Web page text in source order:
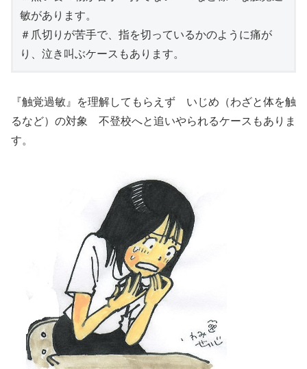
敏があります。
＃爪切りが苦手で、指を切っているかのように痛が
り、泣き叫ぶケースもあります。
『触覚過敏』を理解してもらえず いじめ（わざと体を触
るなど）の対象 不登校へと追いやられるケースもありま
す。